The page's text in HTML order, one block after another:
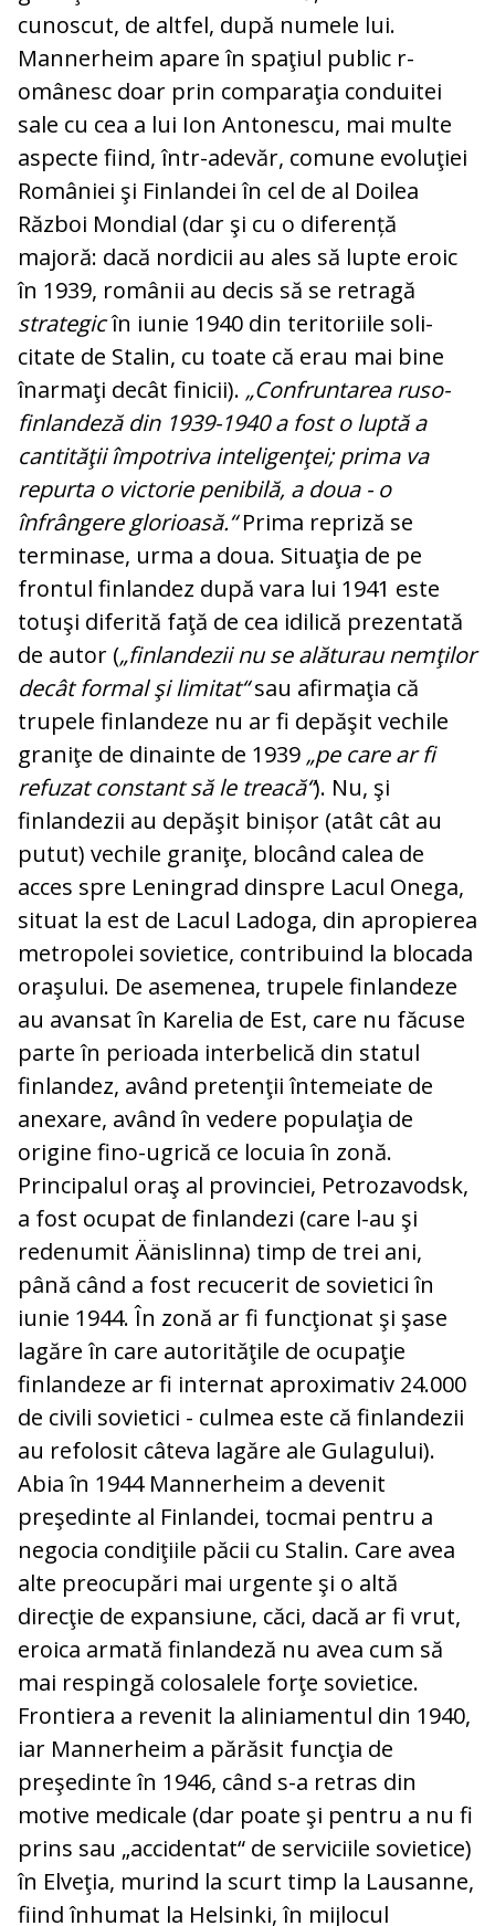
cunoscut, de altfel, după numele lui.
Mannerheim apare în spaţiul public r­
omânesc doar prin comparaţia conduitei
sale cu cea a lui Ion Antonescu, mai multe
as­pecte fiind, într-adevăr, comune evo­lu­ţiei
României şi Finlandei în cel de al Doi­lea
Război Mondial (dar şi cu o diferență
majoră: dacă nordicii au ales să lupte eroic
în 1939, românii au decis să se retragă
strategicîn iunie 1940 din teritoriile soli­
citate de Stalin, cu toate că erau mai bine
înarmaţi decât finicii). „Confruntarea ru­so-
finlandeză din 1939-1940 a fost o luptă a
cantităţii împotriva inteligenţei; prima va
repurta o victorie penibilă, a doua - o
înfrângere glorioasă.“Prima re­priză se
terminase, urma a doua. Situaţia de pe
frontul finlandez după vara lui 1941 este
totuşi diferită faţă de cea idilică pre­zentată
de autor („finlandezii nu se ală­turau nemţilor
decât formal şi limitat“sau afirmaţia că
trupele finlandeze nu ar fi depăşit vechile
graniţe de dinainte de 1939 „pe care ar fi
refuzat constant să le trea­că“). Nu, şi
finlandezii au depăşit bi­nișor (atât cât au
putut) vechile graniţe, blocând calea de
acces spre Leningrad din­spre Lacul Onega,
situat la est de Lacul La­doga, din apropierea
metropolei sovietice, contribuind la blocada
oraşului. De ase­me­nea, trupele finlandeze
au avansat în Ka­relia de Est, care nu făcuse
parte în pe­ri­oa­da interbelică din statul
finlandez, având pretenţii întemeiate de
anexare, având în vedere populaţia de
origine fino-ugrică ce locuia în zonă.
Principalul oraş al pro­vin­ciei, Petrozavodsk,
a fost ocupat de fin­lan­dezi (care l-au şi
redenumit Äänislinna) timp de trei ani,
până când a fost re­cu­cerit de sovietici în
iunie 1944. În zonă ar fi funcţionat şi şase
lagăre în care autori­tăţile de ocupaţie
finlandeze ar fi internat aproximativ 24.000
de civili sovietici - culmea este că finlandezii
au refolosit câte­va lagăre ale Gulagului).
Abia în 1944 Man­ner­heim a devenit
preşedinte al Finlandei, tocmai pentru a
negocia condiţiile păcii cu Stalin. Care avea
alte preocupări mai ur­gente şi o altă
direcţie de expansiune, căci, dacă ar fi vrut,
eroica armată fin­lan­deză nu avea cum să
mai respingă colo­salele forţe sovietice.
Frontiera a revenit la aliniamentul din 1940,
iar Mannerheim a părăsit funcţia de
preşedinte în 1946, când s-a retras din
motive medicale (dar poate şi pentru a nu fi
prins sau „acci­dentat“ de serviciile sovietice)
în Elveţia, murind la scurt timp la Lausanne,
fiind înhumat la Helsinki, în mijlocul